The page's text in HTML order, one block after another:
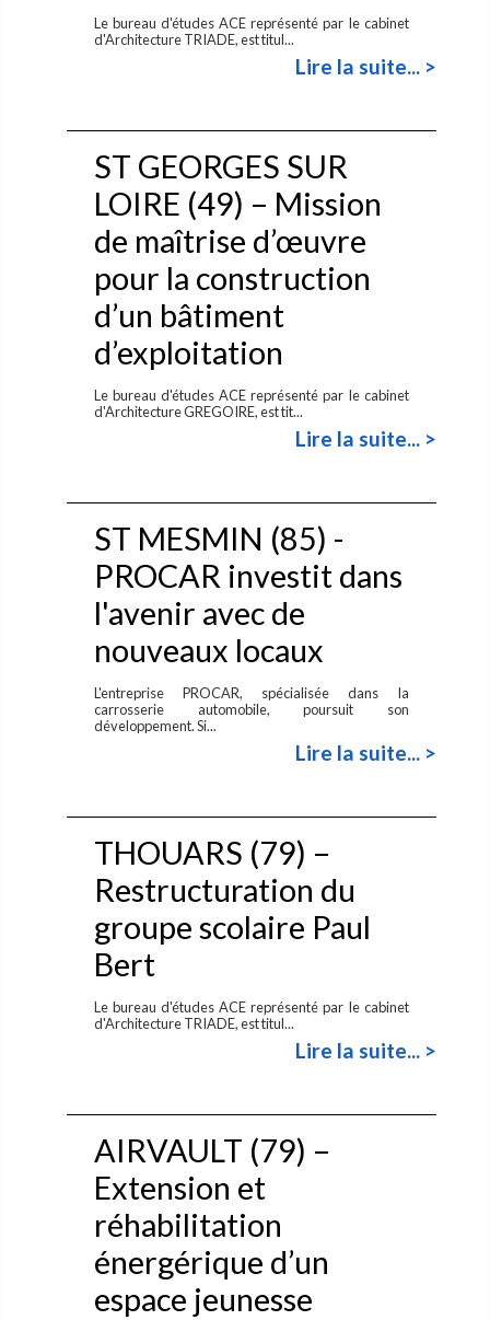
Le bureau d'études ACE représenté par le cabinet
d'Architecture TRIADE, est titul...
Lire la suite... >
ST GEORGES SUR
LOIRE (49) – Mission
de maîtrise d’œuvre
pour la construction
d’un bâtiment
d’exploitation
Le bureau d'études ACE représenté par le cabinet
d'Architecture GREGOIRE, est tit...
Lire la suite... >
ST MESMIN (85) -
PROCAR investit dans
l'avenir avec de
nouveaux locaux
L'entreprise PROCAR, spécialisée dans la
carrosserie automobile, poursuit son
développement. Si...
Lire la suite... >
THOUARS (79) –
Restructuration du
groupe scolaire Paul
Bert
Le bureau d'études ACE représenté par le cabinet
d'Architecture TRIADE, est titul...
Lire la suite... >
AIRVAULT (79) –
Extension et
réhabilitation
énergérique d’un
espace jeunesse